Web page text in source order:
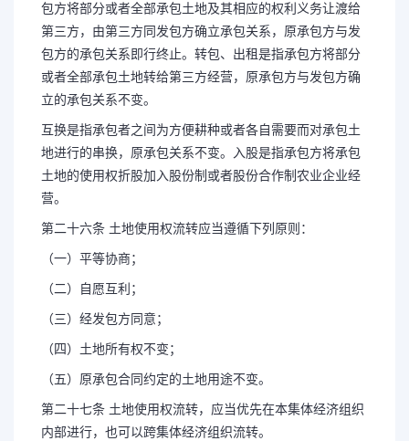
包方将部分或者全部承包土地及其相应的权利义务让渡给
第三方，由第三方同发包方确立承包关系，原承包方与发
包方的承包关系即行终止。转包、出租是指承包方将部分
或者全部承包土地转给第三方经营，原承包方与发包方确
立的承包关系不变。
互换是指承包者之间为方便耕种或者各自需要而对承包土
地进行的串换，原承包关系不变。入股是指承包方将承包
土地的使用权折股加入股份制或者股份合作制农业企业经
营。
第二十六条 土地使用权流转应当遵循下列原则：
（一）平等协商；
（二）自愿互利；
（三）经发包方同意；
（四）土地所有权不变；
（五）原承包合同约定的土地用途不变。
第二十七条 土地使用权流转，应当优先在本集体经济组织
内部进行，也可以跨集体经济组织流转。